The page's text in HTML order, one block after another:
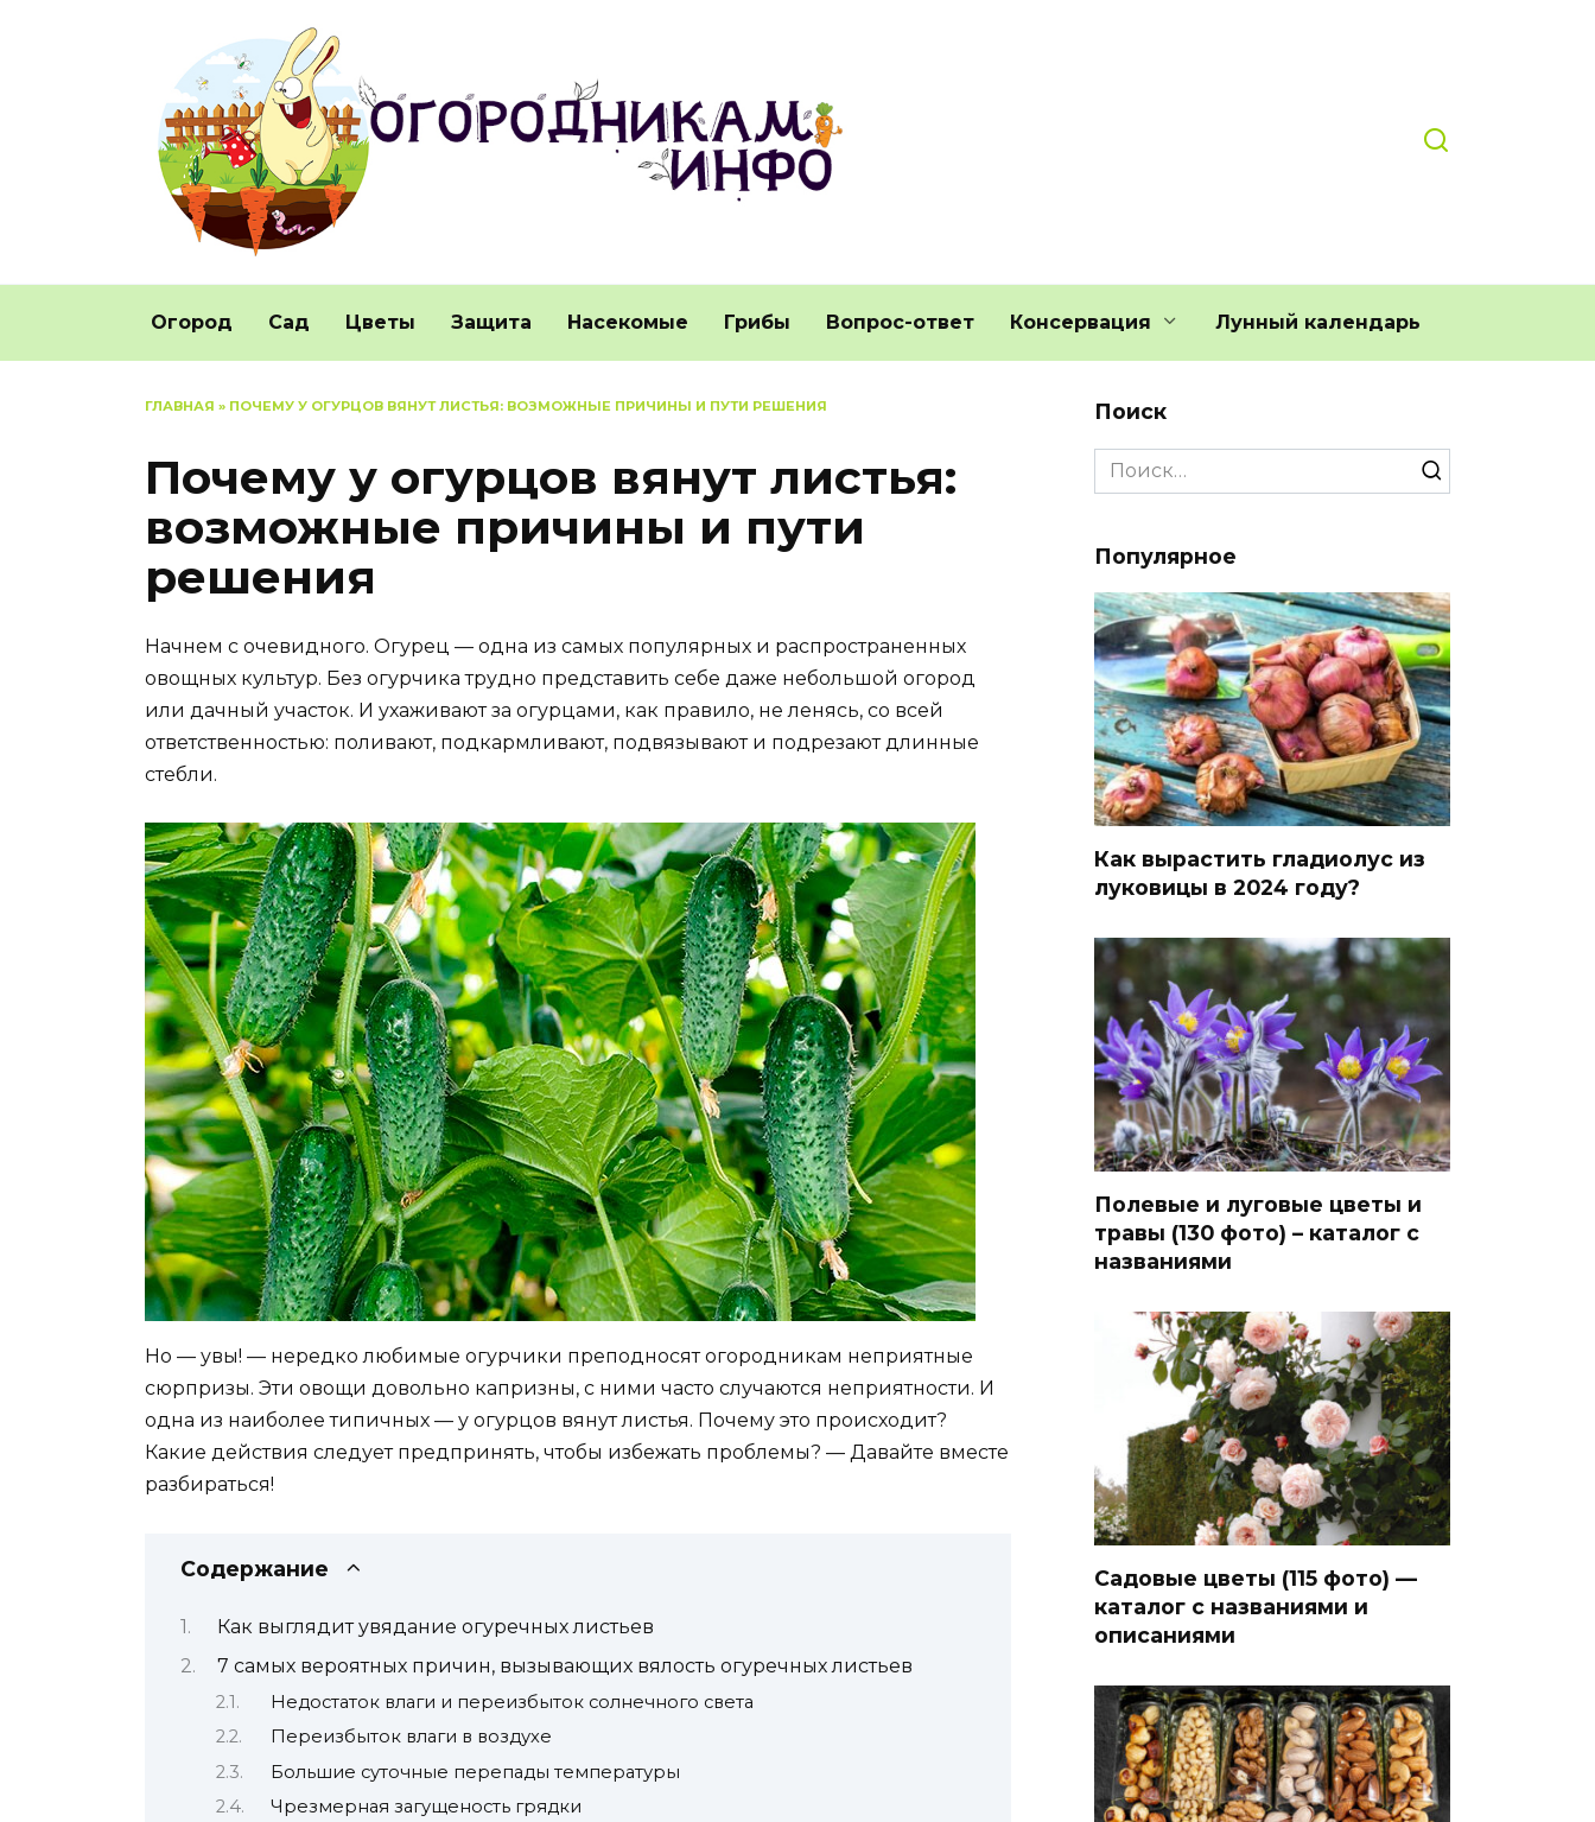
Огород Сад Цветы Защита Насекомые Грибы Вопрос-ответ Консервация Лунный календарь
ГЛАВНАЯ » ПОЧЕМУ У ОГУРЦОВ ВЯНУТ ЛИСТЬЯ: ВОЗМОЖНЫЕ ПРИЧИНЫ И ПУТИ РЕШЕНИЯ
Почему у огурцов вянут листья:
возможные причины и пути
решения
Начнем с очевидного. Огурец — одна из самых популярных и распространенных
овощных культур. Без огурчика трудно представить себе даже небольшой огород
или дачный участок. И ухаживают за огурцами, как правило, не ленясь, со всей
ответственностью: поливают, подкармливают, подвязывают и подрезают длинные
стебли.
Но — увы! — нередко любимые огурчики преподносят огородникам неприятные
сюрпризы. Эти овощи довольно капризны, с ними часто случаются неприятности. И
одна из наиболее типичных — у огурцов вянут листья. Почему это происходит?
Какие действия следует предпринять, чтобы избежать проблемы? — Давайте вместе
разбираться!
Содержание
Как выглядит увядание огуречных листьев
7 самых вероятных причин, вызывающих вялость огуречных листьев
Недостаток влаги и переизбыток солнечного света
Переизбыток влаги в воздухе
Большие суточные перепады температуры
Чрезмерная загущеность грядки
Поиск
Search
for:
Популярное
Как вырастить гладиолус из
луковицы в 2024 году?
Полевые и луговые цветы и
травы (130 фото) – каталог с
названиями
Садовые цветы (115 фото) —
каталог с названиями и
описаниями